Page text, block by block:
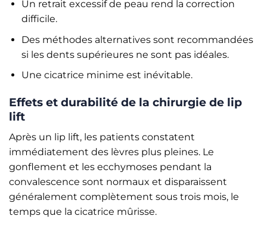
Un retrait excessif de peau rend la correction
difficile.
Des méthodes alternatives sont recommandées
si les dents supérieures ne sont pas idéales.
Une cicatrice minime est inévitable.
Effets et durabilité de la chirurgie de lip
lift
Après un lip lift, les patients constatent
immédiatement des lèvres plus pleines. Le
gonflement et les ecchymoses pendant la
convalescence sont normaux et disparaissent
généralement complètement sous trois mois, le
temps que la cicatrice mûrisse.